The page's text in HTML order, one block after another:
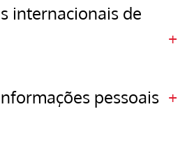
internacionais de
pessoais